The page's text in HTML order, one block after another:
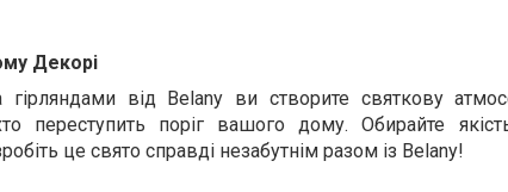
Декорі
від Belany ви створите святкову
переступить поріг вашого дому. Обирайте
це свято справді незабутнім разом із Belany!